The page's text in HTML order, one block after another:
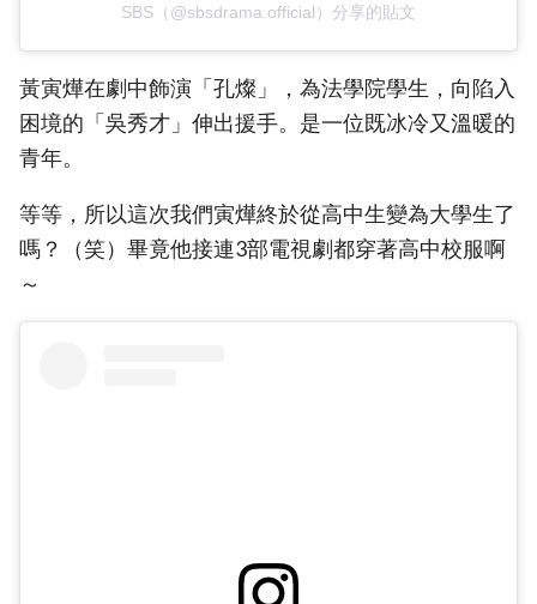
SBS（@sbsdrama.official）分享的貼文
黃寅燁在劇中飾演「孔燦」，為法學院學生，向陷入
困境的「吳秀才」伸出援手。是一位既冰冷又溫暖的
青年。
等等，所以這次我們寅燁終於從高中生變為大學生了
嗎？（笑）畢竟他接連3部電視劇都穿著高中校服啊
～